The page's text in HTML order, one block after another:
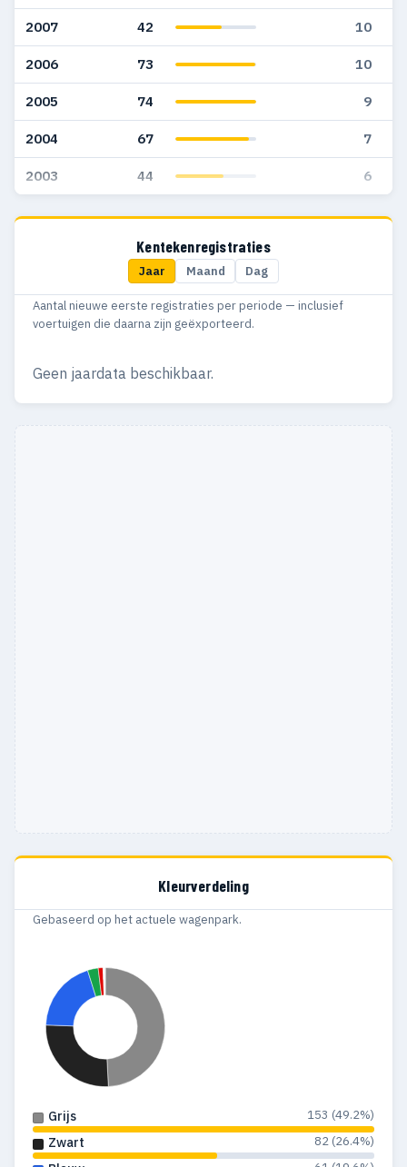
2007 42 10
2006 73 10
2005 74 9
2004 67 7
2003 44 6
Kentekenregistraties
Jaar Maand Dag
Aantal nieuwe eerste registraties per periode — inclusief
voertuigen die daarna zijn geëxporteerd.
Geen jaardata beschikbaar.
Kleurverdeling
Gebaseerd op het actuele wagenpark.
Grijs 153 (49.2%)
Zwart 82 (26.4%)